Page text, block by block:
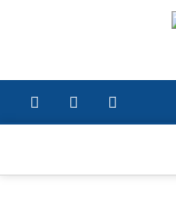
facebooktwitterinstagram